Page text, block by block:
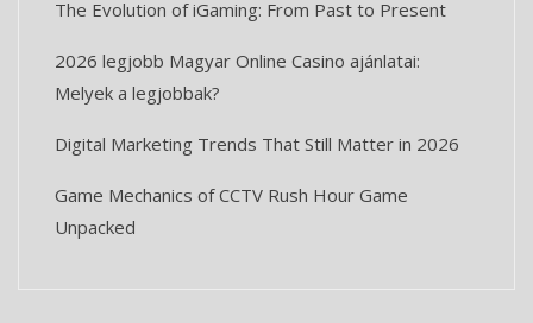
The Evolution of iGaming: From Past to Present
2026 legjobb Magyar Online Casino ajánlatai:
Melyek a legjobbak?
Digital Marketing Trends That Still Matter in 2026
Game Mechanics of CCTV Rush Hour Game
Unpacked